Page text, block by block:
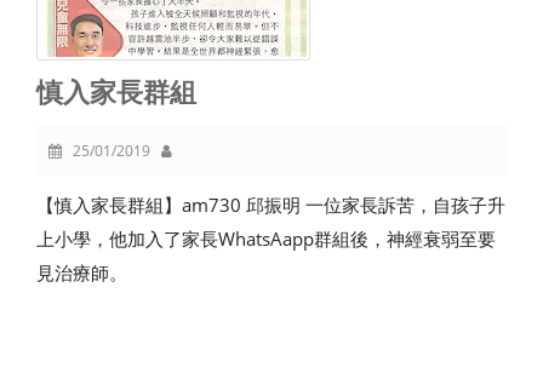
慎入家長群組
25/01/2019
【慎入家長群組】am730 邱振明 一位家長訴苦，自孩子升
上小學，他加入了家長WhatsAapp群組後，神經衰弱至要
見治療師。